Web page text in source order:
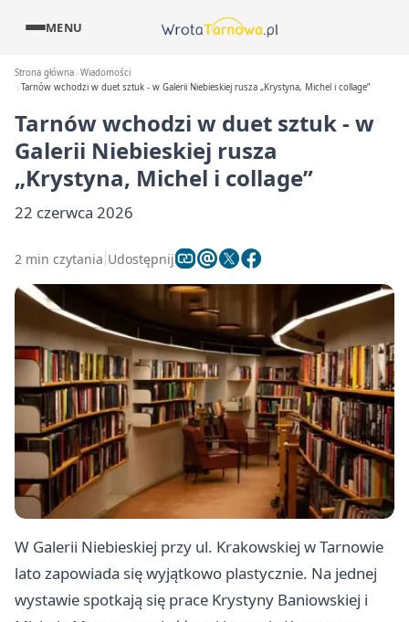
MENU
Strona główna Wiadomości
Tarnów wchodzi w duet sztuk - w Galerii Niebieskiej rusza „Krystyna, Michel i collage”
Tarnów wchodzi w duet sztuk - w
Galerii Niebieskiej rusza
„Krystyna, Michel i collage”
22 czerwca 2026
2 min czytania Udostępnij
W Galerii Niebieskiej przy ul. Krakowskiej w Tarnowie
lato zapowiada się wyjątkowo plastycznie. Na jednej
wystawie spotkają się prace Krystyny Baniowskiej i